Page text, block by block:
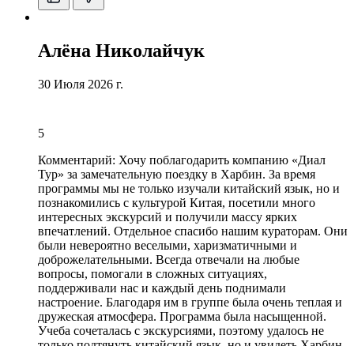
Алёна Николайчук
30 Июля 2026 г.
5
Комментарий: Хочу поблагодарить компанию «Диал
Тур» за замечательную поездку в Харбин. За время
программы мы не только изучали китайский язык, но и
познакомились с культурой Китая, посетили много
интересных экскурсий и получили массу ярких
впечатлений. Отдельное спасибо нашим кураторам. Они
были невероятно веселыми, харизматичными и
доброжелательными. Всегда отвечали на любые
вопросы, помогали в сложных ситуациях,
поддерживали нас и каждый день поднимали
настроение. Благодаря им в группе была очень теплая и
дружеская атмосфера. Программа была насыщенной.
Учеба сочеталась с экскурсиями, поэтому удалось не